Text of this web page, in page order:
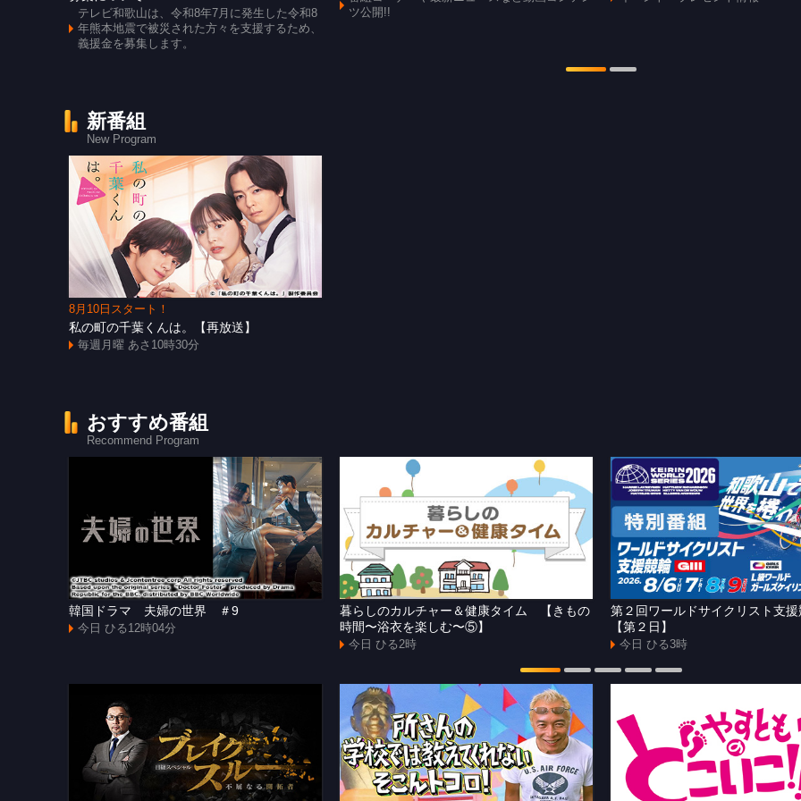
テレビ和歌山は、令和8年7月に発生した令和8
年熊本地震で被災された方々を支援するため、
義援金を募集します。
ツ公開!!
新番組
New Program
8月10日スタート！
私の町の千葉くんは。【再放送】
毎週月曜 あさ10時30分
おすすめ番組
Recommend Program
韓国ドラマ 夫婦の世界 ＃9
今日 ひる12時04分
暮らしのカルチャー＆健康タイム 【きもの
時間〜浴衣を楽しむ〜⑤】
今日 ひる2時
第２回ワールドサイクリスト
【第２日】
今日 ひる3時